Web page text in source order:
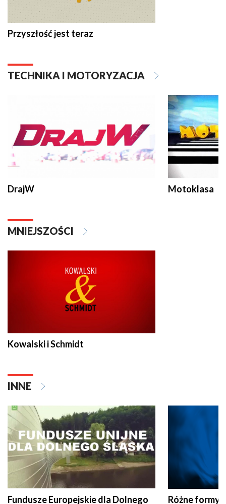
Przyszłość jest teraz
TECHNIKA I MOTORYZACJA
DrajW Motoklasa
MNIEJSZOŚCI
Kowalski i Schmidt
INNE
Fundusze Europejskie dla Dolnego
Różne formy